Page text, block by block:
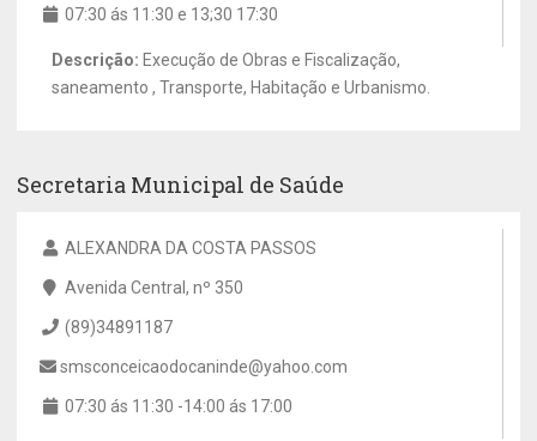
07:30 ás 11:30 e 13;30 17:30
Descrição: Execução de Obras e Fiscalização,
saneamento , Transporte, Habitação e Urbanismo.
Secretaria Municipal de Saúde
ALEXANDRA DA COSTA PASSOS
Avenida Central, nº 350
(89)34891187
smsconceicaodocaninde@yahoo.com
07:30 ás 11:30 -14:00 ás 17:00